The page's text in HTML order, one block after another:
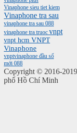
Vinaphone sieu tiet kiem
Vinaphone tra sau
vinaphone tra sau 088
vinaphone tra truoc vnpt
vnpt hcm VNPT
Vinaphone
vnptvinaphone đầu số
mới 088
Copyright © 2016-
phố Hồ Chí Minh